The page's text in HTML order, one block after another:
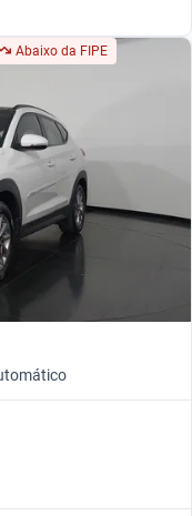
Abaixo da FIPE